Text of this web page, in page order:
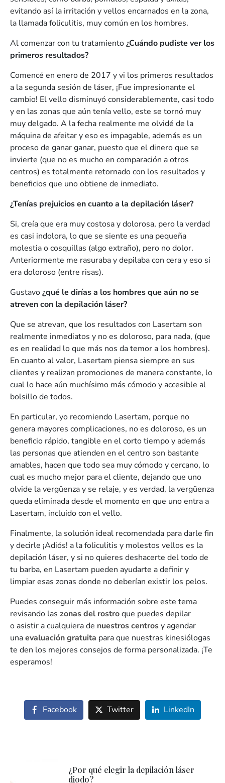
evitando así la irritación y vellos encarnados en la zona,
la llamada foliculitis, muy común en los hombres.
Al comenzar con tu tratamiento¿Cuándo pudiste ver los
primeros resultados?
Comencé en enero de 2017 y vi los primeros resultados
a la segunda sesión de láser, ¡Fue impresionante el
cambio! El vello disminuyó considerablemente, casi todo
y en las zonas que aún tenía vello, este se tornó muy
muy delgado. A la fecha realmente me olvidé de la
máquina de afeitar y eso es impagable, además es un
proceso de ganar ganar, puesto que el dinero que se
invierte (que no es mucho en comparación a otros
centros) es totalmente retornado con los resultados y
beneficios que uno obtiene de inmediato.
¿Tenías prejuicios en cuanto a la depilación láser?
Si, creía que era muy costosa y dolorosa, pero la verdad
es casi indolora, lo que se siente es una pequeña
molestia o cosquillas (algo extraño), pero no dolor.
Anteriormente me rasuraba y depilaba con cera y eso si
era doloroso (entre risas).
Gustavo¿qué le dirías a los hombres que aún no se
atreven con la depilación láser?
Que se atrevan, que los resultados con Lasertam son
realmente inmediatos y no es doloroso, para nada, (que
es en realidad lo que más nos da temor a los hombres).
En cuanto al valor, Lasertam piensa siempre en sus
clientes y realizan promociones de manera constante, lo
cual lo hace aún muchísimo más cómodo y accesible al
bolsillo de todos.
En particular, yo recomiendo Lasertam, porque no
genera mayores complicaciones, no es doloroso, es un
beneficio rápido, tangible en el corto tiempo y además
las personas que atienden en el centro son bastante
amables, hacen que todo sea muy cómodo y cercano, lo
cual es mucho mejor para el cliente, dejando que uno
olvide la vergüenza y se relaje, y es verdad, la vergüenza
queda eliminada desde el momento en que uno entra a
Lasertam, incluido con el vello.
Finalmente, la solución ideal recomendada para darle fin
y decirle ¡Adiós! a la foliculitis y molestos vellos es la
depilación láser, y si no quieres deshacerte del todo de
tu barba, en Lasertam pueden ayudarte a definir y
limpiar esas zonas donde no deberían existir los pelos.
Puedes conseguir más información sobre este tema
revisando las zonas del rostroque puedes depilar
o asistir a cualquiera de nuestros centrosy agendar
unaevaluación gratuita para que nuestras kinesiólogas
te den los mejores consejos de forma personalizada. ¡Te
esperamos!
Facebook Twitter LinkedIn
¿Por qué elegir la depilación láser
diodo?